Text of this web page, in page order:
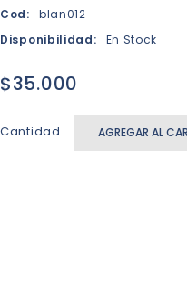
Cod:
blan012
Disponibilidad:
En Stock
$35.000
Cantidad AGREGAR AL